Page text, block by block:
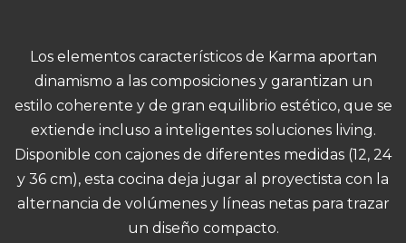
Los elementos característicos de Karma aportan
dinamismo a las composiciones y garantizan un
estilo coherente y de gran equilibrio estético, que se
extiende incluso a inteligentes soluciones living.
Disponible con cajones de diferentes medidas (12, 24
y 36 cm), esta cocina deja jugar al proyectista con la
alternancia de volúmenes y líneas netas para trazar
un diseño compacto.